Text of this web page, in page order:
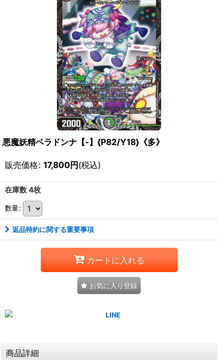
悪魔妖精ベラドンナ【-】{P82/Y18}《多》
販売価格: 17,800円(税込)
在庫数 4枚
数量:
返品特約に関する重要事項
カートに入れる
お気に入り登録
商品詳細